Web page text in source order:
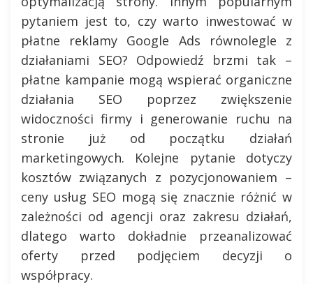
pytaniem jest to, czy warto inwestować w
płatne reklamy Google Ads równolegle z
działaniami SEO? Odpowiedź brzmi tak –
płatne kampanie mogą wspierać organiczne
działania SEO poprzez zwiększenie
widoczności firmy i generowanie ruchu na
stronie już od początku działań
marketingowych. Kolejne pytanie dotyczy
kosztów związanych z pozycjonowaniem –
ceny usług SEO mogą się znacznie różnić w
zależności od agencji oraz zakresu działań,
dlatego warto dokładnie przeanalizować
oferty przed podjęciem decyzji o
współpracy.